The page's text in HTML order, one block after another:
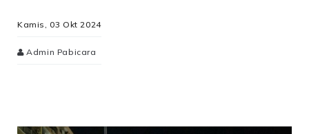
Kamis, 03 Okt 2024
Admin Pabicara